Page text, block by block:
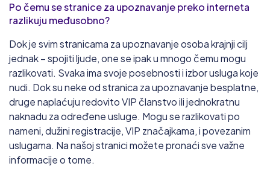
5.7/10
731 308samci 30+idealno doba
Jadran moon
5.0/10
177 676samci 30+idealno doba
Po čemu se stranice za upoznavanje preko interneta
razlikuju međusobno?
Dok je svim stranicama za upoznavanje osoba krajnji cilj
jednak – spojiti ljude, one se ipak u mnogo čemu mogu
razlikovati. Svaka ima svoje posebnosti i izbor usluga koje
nudi. Dok su neke od stranica za upoznavanje besplatne,
druge naplaćuju redovito VIP članstvo ili jednokratnu
naknadu za određene usluge. Mogu se razlikovati po
nameni, dužini registracije, VIP značajkama, i povezanim
uslugama. Na našoj stranici možete pronaći sve važne
informacije o tome.